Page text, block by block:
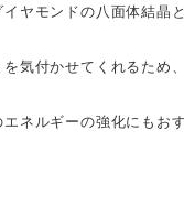
ヤモンドの八面体結晶
気付かせてくれるため
ネルギーの強化にもお